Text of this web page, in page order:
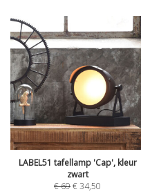
LABEL51 tafellamp 'Cap', kleur
zwart
€69€34,50